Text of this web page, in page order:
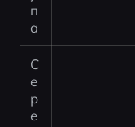
п
а
С
е
р
е